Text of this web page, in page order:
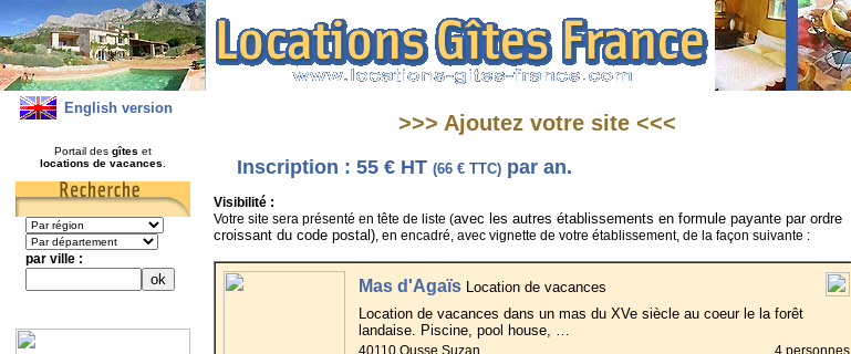
English version
Portail des gîtes et
locations de vacances
par ville :
>>> Ajoutez votre site <<<
Inscription : 55 € HT (66 € TTC) par an.
Visibilité :
Votre site sera présenté en tête de liste (avec les autres établissements en formule payante par ordre
croissant du code postal), en encadré, avec vignette de votre établissement, de la façon suivante :
Mas d'Agaïs Location de vacances
Location de vacances dans un mas du XVe siècle au coeur le la forêt
landaise. Piscine, pool house, …
40110 Ousse Suzan 4 personnes